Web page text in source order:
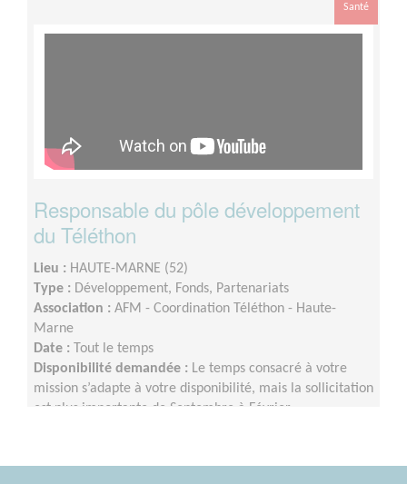
Santé
Responsable du pôle développement
du Téléthon
Lieu : HAUTE-MARNE (52)
Type : Développement, Fonds, Partenariats
Association : AFM - Coordination Téléthon - Haute-
Marne
Date :
Tout le temps
Disponibilité demandée : Le temps consacré à votre
mission s’adapte à votre disponibilité, mais la sollicitation
est plus importante de Septembre à Février